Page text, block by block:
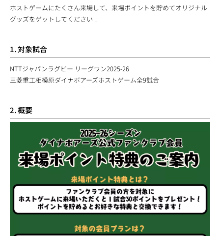
ホストゲームにたくさん来場して、来場ポイントを貯めてオリジナル
グッズをゲットしてください！
1. 対象試合
NTTジャパンラグビー リーグワン2025-26
三菱重工相模原ダイナボアーズホストゲーム全9試合
2. 概要